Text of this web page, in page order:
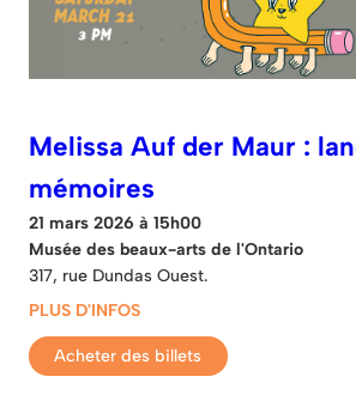
Melissa Auf der Maur :
mémoires
21 mars 2026 à 15h00
Musée des beaux-arts de l'Ontario
317, rue Dundas Ouest.
PLUS D'INFOS
Acheter des billets